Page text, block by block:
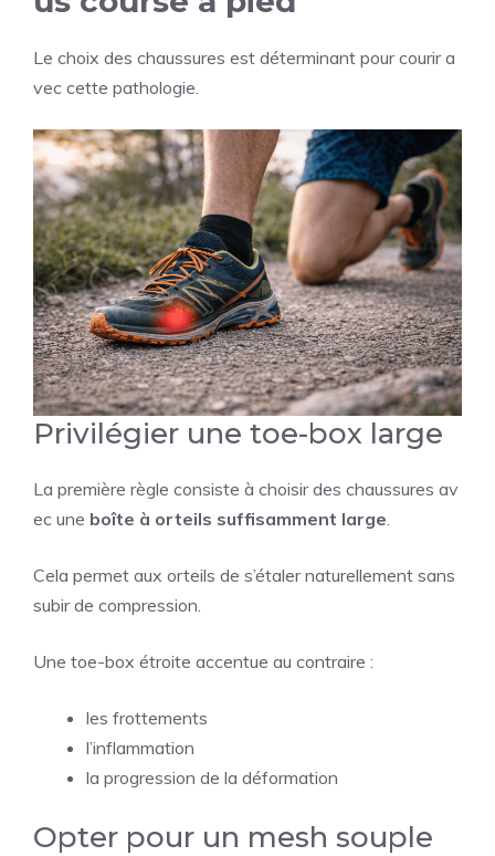
Le choix des chaussures est déterminant pour courir a
vec cette pathologie.
Privilégier une toe-box large
La première règle consiste à choisir des chaussures av
ec une boîte à orteils suffisamment large
Cela permet aux orteils de s’étaler naturellement sans
subir de compression.
Une toe-box étroite accentue au contraire :
les frottements
l’inflammation
la progression de la déformation
Opter pour un mesh souple